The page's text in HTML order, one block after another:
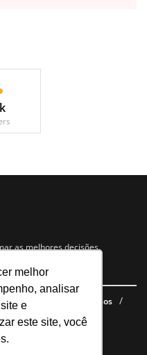
melhor
analisar
e
este site, você
as melhores decisões.
E-books gratuitos
Cursos